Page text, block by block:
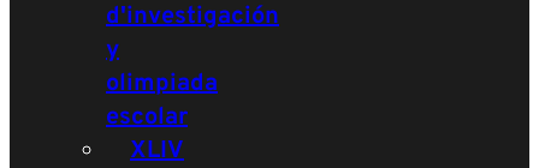
d'investigación
y
olimpiada
escolar
XLIV